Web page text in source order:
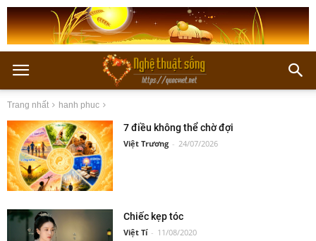
Trang nhất hanh phuc
7 điều không thể chờ đợi
Việt Trương - 24/07/2026
Chiếc kẹp tóc
Việt Tí - 11/08/2020